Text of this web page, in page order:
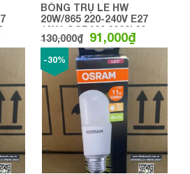
BÓNG TRỤ LE HW
20W/865 220-240V E27
10X1 OSRAM 2000LM
130,000₫ 91,000₫
-30%